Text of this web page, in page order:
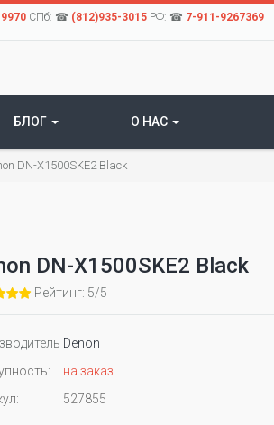
СПб: ☎ (812)935-3015РФ: ☎ 7-911-9267369
БЛОГ О НАС
DN-X1500SKE2 Black
DN-X1500SKE2 Black
Рейтинг: 5/5
Denon
на заказ
527855